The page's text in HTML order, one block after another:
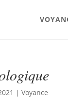
|Voyance